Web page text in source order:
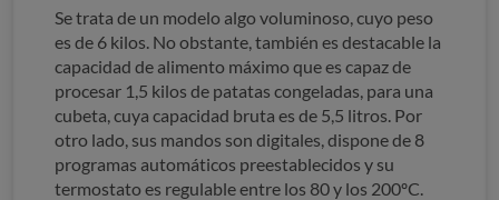
Se trata de un modelo algo voluminoso, cuyo peso
es de 6 kilos. No obstante, también es destacable la
capacidad de alimento máximo que es capaz de
procesar 1,5 kilos de patatas congeladas, para una
cubeta, cuya capacidad bruta es de 5,5 litros. Por
otro lado, sus mandos son digitales, dispone de 8
programas automáticos preestablecidos y su
termostato es regulable entre los 80 y los 200ºC.